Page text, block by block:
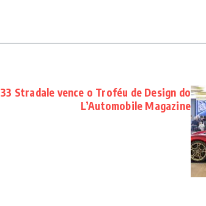
Stradale vence o Troféu de Design do
L’Automobile Magazine